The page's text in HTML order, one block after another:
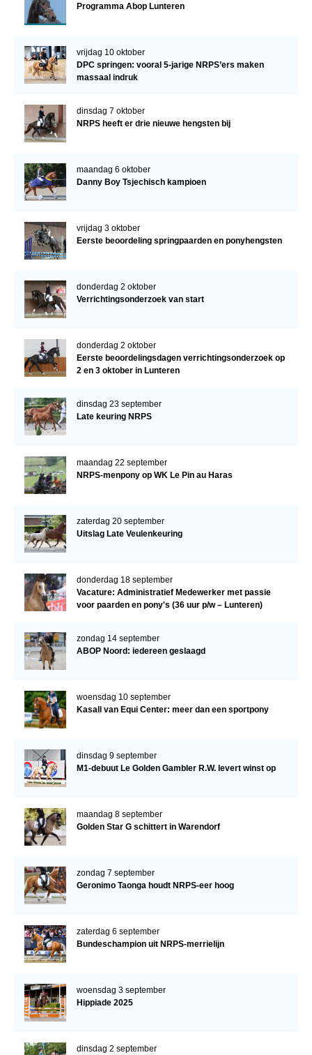
Programma Abop Lunteren
vrijdag 10 oktober
DPC springen: vooral 5-jarige NRPS’ers maken
massaal indruk
dinsdag 7 oktober
NRPS heeft er drie nieuwe hengsten bij
maandag 6 oktober
Danny Boy Tsjechisch kampioen
vrijdag 3 oktober
Eerste beoordeling springpaarden en ponyhengsten
donderdag 2 oktober
Verrichtingsonderzoek van start
donderdag 2 oktober
Eerste beoordelingsdagen verrichtingsonderzoek op
2 en 3 oktober in Lunteren
dinsdag 23 september
Late keuring NRPS
maandag 22 september
NRPS-menpony op WK Le Pin au Haras
zaterdag 20 september
Uitslag Late Veulenkeuring
donderdag 18 september
Vacature: Administratief Medewerker met passie
voor paarden en pony's (36 uur p/w – Lunteren)
zondag 14 september
ABOP Noord: iedereen geslaagd
woensdag 10 september
Kasall van Equi Center: meer dan een sportpony
dinsdag 9 september
M1-debuut Le Golden Gambler R.W. levert winst op
maandag 8 september
Golden Star G schittert in Warendorf
zondag 7 september
Geronimo Taonga houdt NRPS-eer hoog
zaterdag 6 september
Bundeschampion uit NRPS-merrielijn
woensdag 3 september
Hippiade 2025
dinsdag 2 september